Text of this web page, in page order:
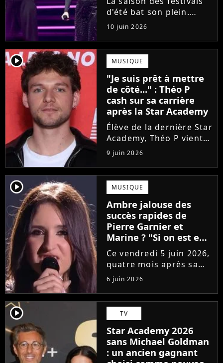
d'été bat son plein.
Avant sa venue à
Solidays ou aux
Francofolies, cette
chanteuse phare de la
pop francophone fait
une annonce de taille :
une fois sa tournée...
10 juin 2026
player2 MUSIQUE
"Je suis prêt à mettre
de côté..." : Théo P
cash sur sa carrière
après la Star Academy
Élève de la dernière Star
Academy, Théo P vient
de sortir son premier
single Garçon solide. En
interview, l'ancien
candidat se livre à
coeur ouvert sur
l'avenir incertain dans
le milieu...
9 juin 2026
player2 MUSIQUE
Ambre jalouse des
succès rapides de
Pierre Garnier et
Marine ? "Si on est en
compétition..."
Ce vendredi 5 juin 2026,
quatre mois après sa
victoire à la Star
Academy, Ambre a
dévoilé J'me demande,
son premier single. Une
chanson arrivée
tardivement vis-à-vis
des carrières...
6 juin 2026
player2 TV
Star Academy 2026
sans Michael Goldman
: un ancien gagnant